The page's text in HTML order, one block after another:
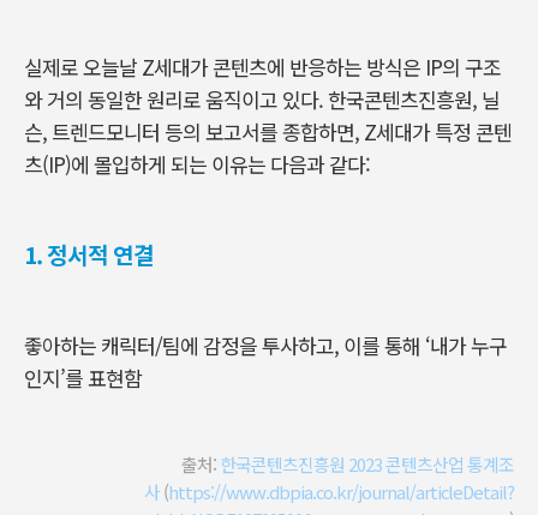
실제로 오늘날 Z세대가 콘텐츠에 반응하는 방식은 IP의 구조
와 거의 동일한 원리로 움직이고 있다. 한국콘텐츠진흥원, 닐
슨, 트렌드모니터 등의 보고서를 종합하면, Z세대가 특정 콘텐
츠(IP)에 몰입하게 되는 이유는 다음과 같다:
1.정서적 연결
좋아하는 캐릭터/팀에 감정을 투사하고, 이를 통해 ‘내가 누구
인지’를 표현함
출처:한국콘텐츠진흥원 2023 콘텐츠산업 통계조
사(https://www.dbpia.co.kr/journal/articleDetail?